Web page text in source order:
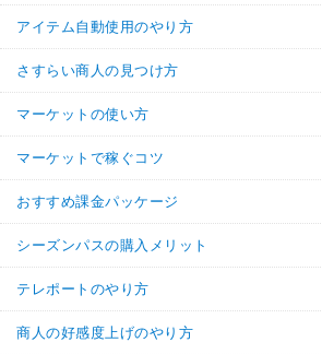
アイテム自動使用のやり方
さすらい商人の見つけ方
マーケットの使い方
マーケットで稼ぐコツ
おすすめ課金パッケージ
シーズンパスの購入メリット
テレポートのやり方
商人の好感度上げのやり方